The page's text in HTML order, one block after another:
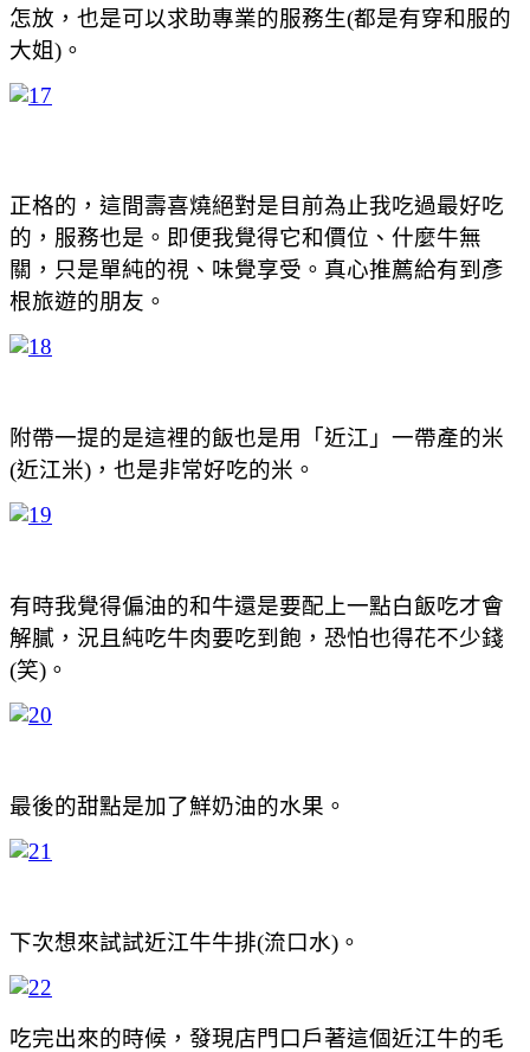
怎放，也是可以求助專業的服務生(都是有穿和服的
大姐)。
正格的，這間壽喜燒絕對是目前為止我吃過最好吃
的，服務也是。即便我覺得它和價位、什麼牛無
關，只是單純的視、味覺享受。真心推薦給有到彥
根旅遊的朋友。
附帶一提的是這裡的飯也是用「近江」一帶產的米
(近江米)，也是非常好吃的米。
有時我覺得偏油的和牛還是要配上一點白飯吃才會
解膩，況且純吃牛肉要吃到飽，恐怕也得花不少錢
(笑)。
最後的甜點是加了鮮奶油的水果。
下次想來試試近江牛牛排(流口水)。
吃完出來的時候，發現店門口戶著這個近江牛的毛